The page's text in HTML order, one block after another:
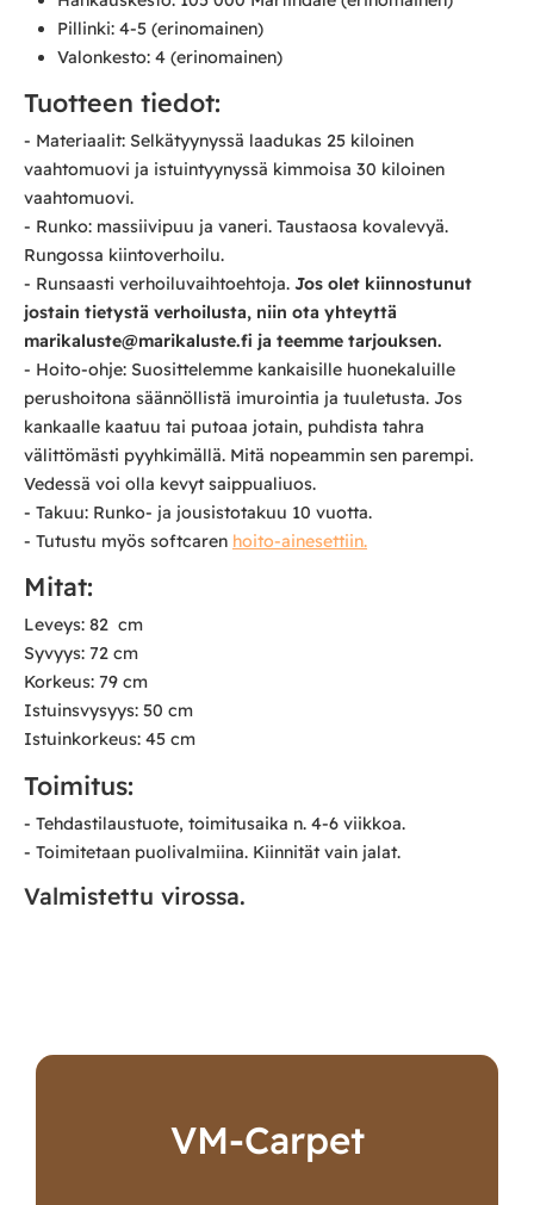
Pillinki: 4-5 (erinomainen)
Valonkesto: 4 (erinomainen)
Tuotteen tiedot:
- Materiaalit: Selkätyynyssä laadukas 25 kiloinen
vaahtomuovi ja istuintyynyssä kimmoisa 30 kiloinen
vaahtomuovi.
- Runko: massiivipuu ja vaneri. Taustaosa kovalevyä.
Rungossa kiintoverhoilu.
- Runsaasti verhoiluvaihtoehtoja. Jos olet kiinnostunut
jostain tietystä verhoilusta, niin ota yhteyttä
marikaluste@marikaluste.fi ja teemme tarjouksen.
- Hoito-ohje: Suosittelemme kankaisille huonekaluille
perushoitona säännöllistä imurointia ja tuuletusta. Jos
kankaalle kaatuu tai putoaa jotain, puhdista tahra
välittömästi pyyhkimällä. Mitä nopeammin sen parempi.
Vedessä voi olla kevyt saippualiuos.
- Takuu: Runko- ja jousistotakuu 10 vuotta.
- Tutustu myös softcaren hoito-ainesettiin.
Mitat:
Leveys: 82 cm
Syvyys: 72 cm
Korkeus: 79 cm
Istuinsvysyys: 50 cm
Istuinkorkeus: 45 cm
Toimitus:
- Tehdastilaustuote, toimitusaika n. 4-6 viikkoa.
- Toimitetaan puolivalmiina. Kiinnität vain jalat.
Valmistettu virossa.
VM-Carpet